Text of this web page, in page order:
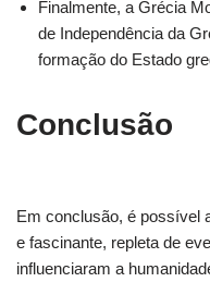
Finalmente, a Grécia
de Independência da
formação do Estado
Conclusão
Em conclusão, é possível
e fascinante, repleta de
influenciaram a